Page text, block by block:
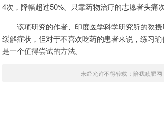
4次，降幅超过50%。只靠药物治疗的志愿者头痛
该项研究的作者、印度医学科学研究所的教授
缓解症状，但对于不喜欢吃药的患者来说，练习
是一个值得尝试的方法。
未经允许不得转载： 陪我减肥网